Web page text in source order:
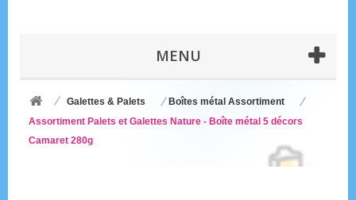
MENU
Galettes & Palets
Boîtes métal Assortiment
Assortiment Palets et Galettes Nature - Boîte métal 5 décors
Camaret 280g